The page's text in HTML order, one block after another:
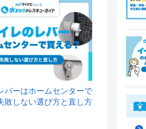
バーはホームセンターで
敗しない選び方と直し方